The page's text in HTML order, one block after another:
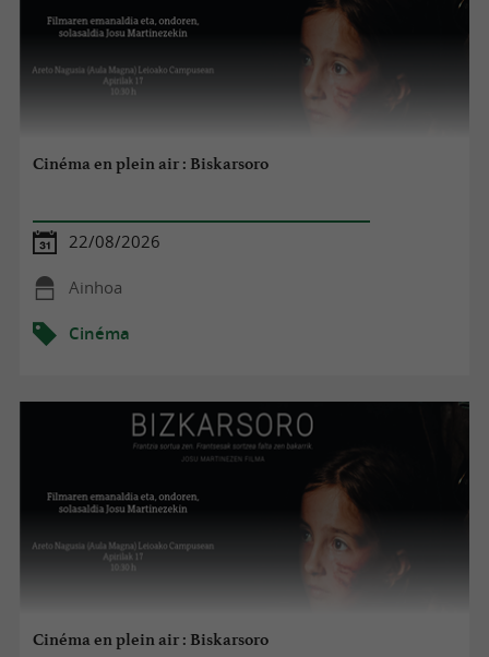
Cinéma en plein air : Biskarsoro
22/08/2026
Ainhoa
Cinéma
Cinéma en plein air : Biskarsoro